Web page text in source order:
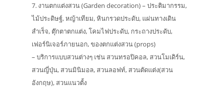
7. งานตกแต่งสวน (Garden decoration) – ประติมากรรม,
ไม้ประดิษฐ์, หญ้าเทียม, หินกรวดประดับ, แผ่นทางเดิน
สำเร็จ, ตุ๊กตาตกแต่ง, โคมไฟประดับ, กระถางประดับ,
เฟอร์นิเจอร์ภายนอก, ของตกแต่งสวน (props)
– บริการแบบสวนต่างๆ เช่น สวนทรอปิคอล, สวนโมเดิร์น,
สวนญี่ปุ่น, สวนมินิมอล, สวนลอฟท์, สวนตัดแต่ง(สวน
อังกฤษ), สวนแนวตั้ง